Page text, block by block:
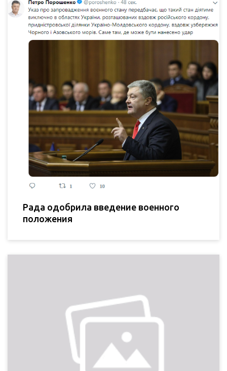
Рада одобрила введение военного
положения